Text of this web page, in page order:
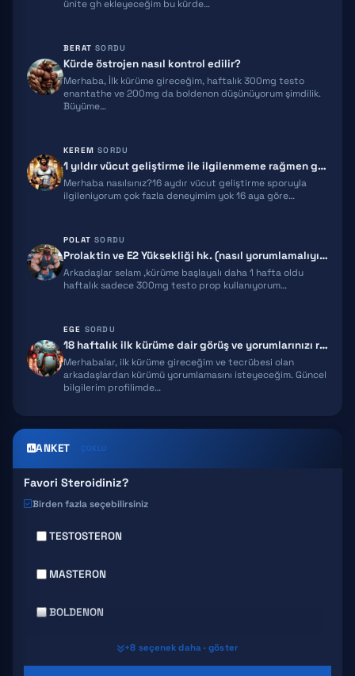
IPT 141
TB500
TRIPTORELIN
ACE031
HGH FRAGMENT
GNRH
MGF
MELANOTAN 2
EPITALON
ünite gh ekleyeceğim bu kürde…
BERAT SORDU
Kürde östrojen nasıl kontrol edilir?
Merhaba, İlk kürüme gireceğim, haftalık 300mg testo
enantathe ve 200mg da boldenon düşünüyorum şimdilik.
Büyüme…
KEREM SORDU
1 yıldır vücut geliştirme ile ilgilenmeme rağmen gelişimim yeterli gel…
Merhaba nasılsınız?16 aydır vücut geliştirme sporuyla
ilgileniyorum çok fazla deneyimim yok 16 aya göre…
POLAT SORDU
Prolaktin ve E2 Yüksekliği hk. (nasıl yorumlamalıyım)
Arkadaşlar selam ,kürüme başlayalı daha 1 hafta oldu
haftalık sadece 300mg testo prop kullanıyorum…
EGE SORDU
18 haftalık ilk kürüme dair görüş ve yorumlarınızı rica ediyorum!
Merhabalar, ilk kürüme gireceğim ve tecrübesi olan
arkadaşlardan kürümü yorumlamasını isteyeceğim. Güncel
bilgilerim profilimde…
ANKET ÇOKLU
Favori Steroidiniz?
Birden fazla seçebilirsiniz
TESTOSTERON
MASTERON
BOLDENON
DECA DURABOLIN+8 seçenek daha · göster